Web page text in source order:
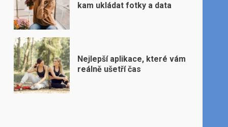
kam ukládat fotky a data
Nejlepší aplikace, které vám
reálně ušetří čas